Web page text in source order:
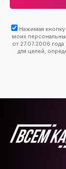
Нажимая кнопку
моих
от 27.07.2006
для целей,